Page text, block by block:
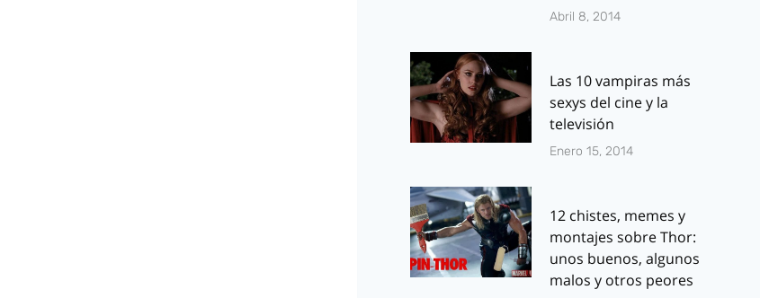
Abril 8, 2014
Las 10 vampiras más
sexys del cine y la
televisión
Enero 15, 2014
12 chistes, memes y
montajes sobre Thor:
unos buenos, algunos
malos y otros peores